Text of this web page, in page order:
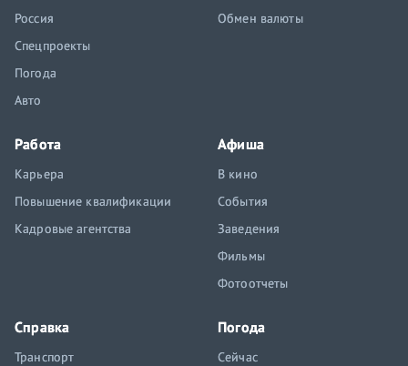
Россия
Спецпроекты
Погода
Авто
Обмен валюты
Работа
Карьера
Повышение квалификации
Кадровые агентства
Афиша
В кино
События
Заведения
Фильмы
Фотоотчеты
Справка
Транспорт
Погода
Сейчас